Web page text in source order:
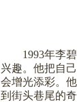
1993年李
兴趣。他把自
会增光添彩。
到街头巷尾的